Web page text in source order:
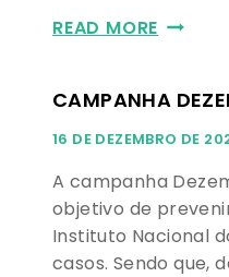
READ MORE
CAMPANHA
16 DE DEZEMBRO DE
A campanha
objetivo de
Instituto Nacional
casos. Sendo que,